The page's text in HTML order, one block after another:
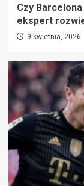
Czy
ekspert
9 kwietnia, 2026